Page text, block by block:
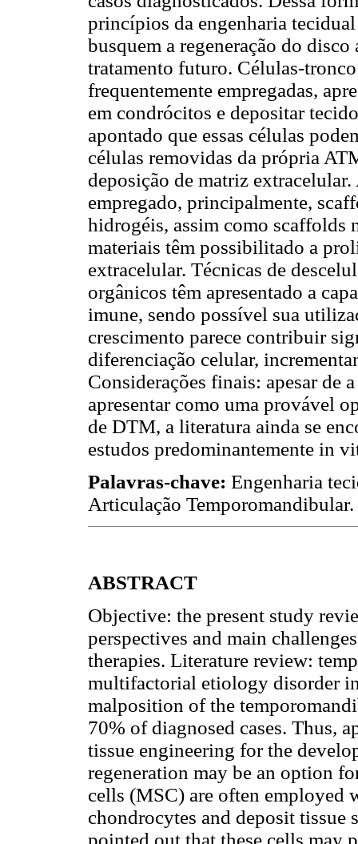
princípios da engenharia
busquem a regeneração do
tratamento futuro. Células-
frequentemente empregadas,
em condrócitos e depositar
apontado que essas células
células removidas da própria
deposição de matriz
empregado, principalmente,
hidrogéis, assim como scaffolds
materiais têm possibilitado a
extracelular. Técnicas de
orgânicos têm apresentado a
imune, sendo possível sua
crescimento parece contribuir
diferenciação celular,
Considerações finais: apesar de
apresentar como uma provável
de DTM, a literatura ainda se
estudos predominantemente in
Palavras-chave: Engenharia
Articulação Temporomandibular.
ABSTRACT
Objective: the present study
perspectives and main
therapies. Literature review:
multifactorial etiology disorder
malposition of the
70% of diagnosed cases. Thus,
tissue engineering for the
regeneration may be an option
cells (MSC) are often
chondrocytes and deposit
pointed out that these cells may